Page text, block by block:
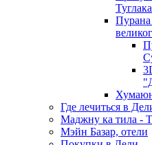
Где лечиться в
Маджну ка тила -
Мэйн Базар, отели